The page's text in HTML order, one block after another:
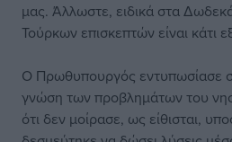
μας. Άλλωστε, ειδικά στα
Τούρκων επισκεπτών είναι κάτι
Ο Πρωθυπουργός εντυπωσίασε
γνώση των προβλημάτων του
ότι δεν μοίρασε, ως είθισται,